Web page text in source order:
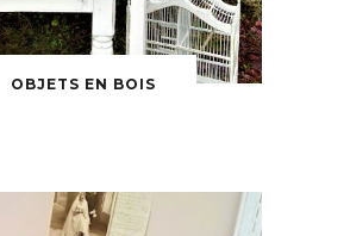
OBJETS EN BOIS